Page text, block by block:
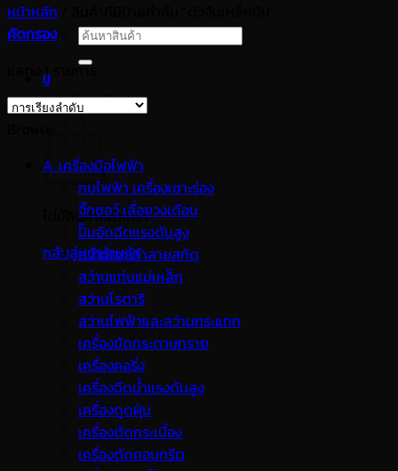
ค้นหา:
0
ตะกร้าสินค้า
ไม่มีสินค้าในตะกร้า
กลับสู่หน้าร้านค้า
หน้าหลัก
คัดกรอง
แสดง 1 รายการ
A. เครื่องมือไฟฟ้า
กบไฟฟ้า เครื่องเซาะร่อง
จิ๊กซอว์ เลื่อยวงเดือน
ปั๊มอัดฉีดแรงดันสูง
สว่านเจาะทำลายสกัด
สว่านแท่นแม่เหล็ก
สว่านโรตารี
สว่านไฟฟ้าและสว่านกระแทก
เครื่องขัดกระดาษทราย
เครื่องคอริ่ง
เครื่องฉีดน้ำแรงดันสูง
เครื่องดูดฝุ่น
เครื่องตัดกระเบื้อง
เครื่องตัดคอนกรีต